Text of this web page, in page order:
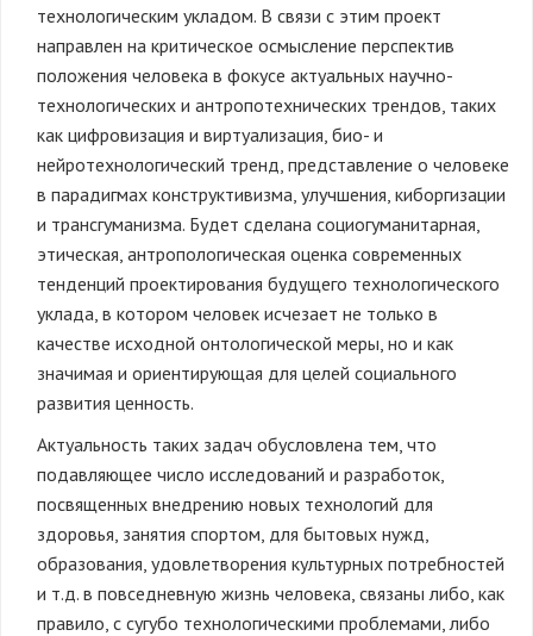
технологическим укладом. В связи с этим проект
направлен на критическое осмысление перспектив
положения человека в фокусе актуальных научно-
технологических и антропотехнических трендов, таких
как цифровизация и виртуализация, био- и
нейротехнологический тренд, представление о человеке
в парадигмах конструктивизма, улучшения, киборгизации
и трансгуманизма. Будет сделана социогуманитарная,
этическая, антропологическая оценка современных
тенденций проектирования будущего технологического
уклада, в котором человек исчезает не только в
качестве исходной онтологической меры, но и как
значимая и ориентирующая для целей социального
развития ценность.
Актуальность таких задач обусловлена тем, что
подавляющее число исследований и разработок,
посвященных внедрению новых технологий для
здоровья, занятия спортом, для бытовых нужд,
образования, удовлетворения культурных потребностей
и т.д. в повседневную жизнь человека, связаны либо, как
правило, с сугубо технологическими проблемами, либо